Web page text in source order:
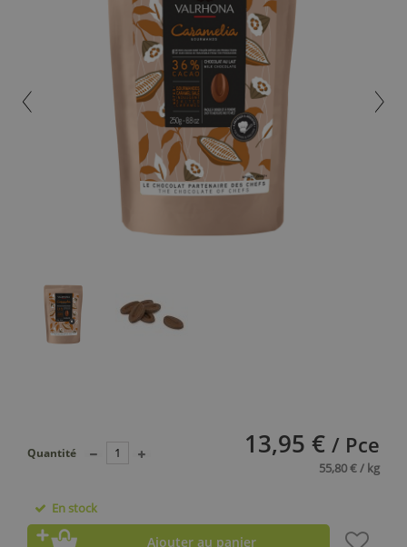
13,95 € / Pce
55,80 € / kg
Quantité
En stock
Ajouter au panier